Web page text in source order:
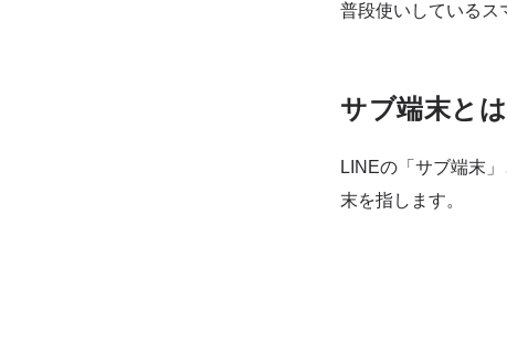
普段使いしているス
サブ端末と
LINEの「サブ端末
末を指します。